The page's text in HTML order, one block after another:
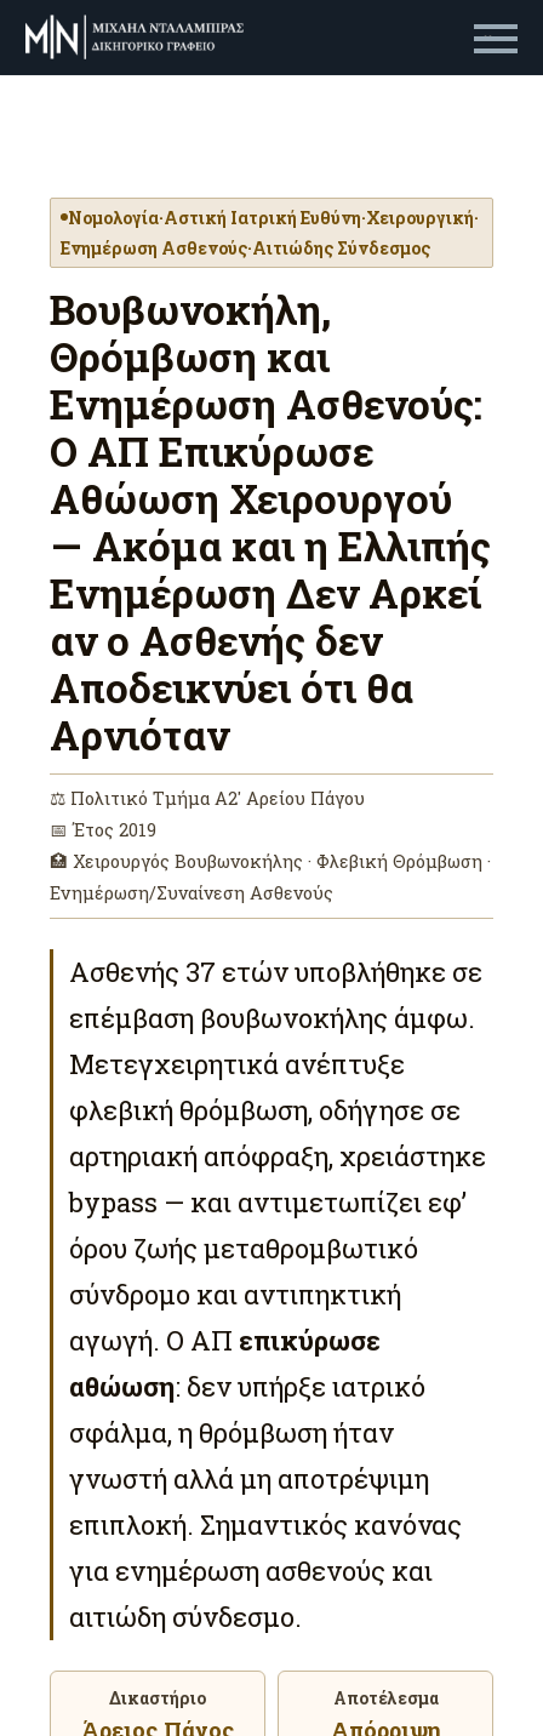
Primary Menu
Νομολογία·Αστική Ιατρική Ευθύνη·Χειρουργική·
Ενημέρωση Ασθενούς·Αιτιώδης Σύνδεσμος
Βουβωνοκήλη,
Θρόμβωση και
Ενημέρωση Ασθενούς:
Ο ΑΠ Επικύρωσε
Αθώωση Χειρουργού
— Ακόμα και η Ελλιπής
Ενημέρωση Δεν Αρκεί
αν ο Ασθενής δεν
Αποδεικνύει ότι θα
Αρνιόταν
⚖ Πολιτικό Τμήμα Α2′ Αρείου Πάγου
📅 Έτος 2019
🏥 Χειρουργός Βουβωνοκήλης · Φλεβική Θρόμβωση ·
Ενημέρωση/Συναίνεση Ασθενούς
Ασθενής 37 ετών υποβλήθηκε σε
επέμβαση βουβωνοκήλης άμφω.
Μετεγχειρητικά ανέπτυξε
φλεβική θρόμβωση, οδήγησε σε
αρτηριακή απόφραξη, χρειάστηκε
bypass — και αντιμετωπίζει εφ’
όρου ζωής μεταθρομβωτικό
σύνδρομο και αντιπηκτική
αγωγή. Ο ΑΠ επικύρωσε
αθώωση: δεν υπήρξε ιατρικό
σφάλμα, η θρόμβωση ήταν
γνωστή αλλά μη αποτρέψιμη
επιπλοκή. Σημαντικός κανόνας
για ενημέρωση ασθενούς και
αιτιώδη σύνδεσμο.
Δικαστήριο
Άρειος Πάγος
Αποτέλεσμα
Απόρριψη